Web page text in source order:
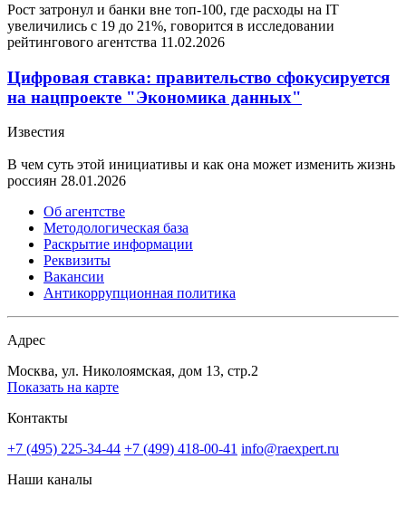
Рост затронул и банки вне топ-100, где расходы на IT
увеличились с 19 до 21%, говорится в исследовании
рейтингового агентства 11.02.2026
Цифровая ставка: правительство сфокусируется
на нацпроекте "Экономика данных"
Известия
В чем суть этой инициативы и как она может изменить жизнь
россиян 28.01.2026
Об агентстве
Методологическая база
Раскрытие информации
Реквизиты
Вакансии
Антикоррупционная политика
Адрес
Москва, ул. Николоямская, дом 13, стр.2
Показать на карте
Контакты
+7 (495) 225-34-44 +7 (499) 418-00-41 info@raexpert.ru
Наши каналы